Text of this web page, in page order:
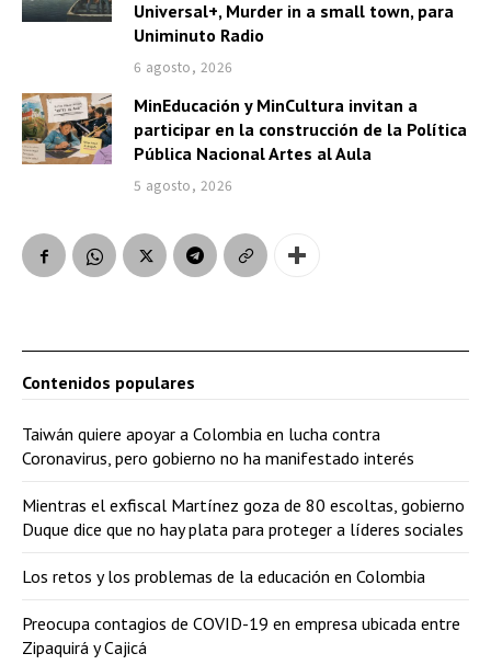
Universal+, Murder in a small town, para
Uniminuto Radio
6 agosto, 2026
MinEducación y MinCultura invitan a
participar en la construcción de la Política
Pública Nacional Artes al Aula
5 agosto, 2026
Contenidos populares
Taiwán quiere apoyar a Colombia en lucha contra
Coronavirus, pero gobierno no ha manifestado interés
Mientras el exfiscal Martínez goza de 80 escoltas, gobierno
Duque dice que no hay plata para proteger a líderes sociales
Los retos y los problemas de la educación en Colombia
Preocupa contagios de COVID-19 en empresa ubicada entre
Zipaquirá y Cajicá